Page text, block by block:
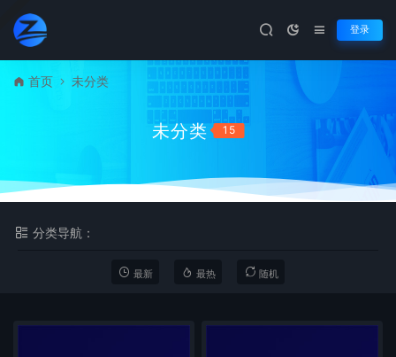
登录
首页 未分类
未分类 15
分类导航：
最新 最热 随机